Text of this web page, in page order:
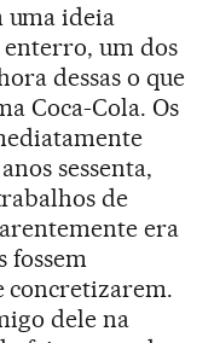
uma ideia
um dos
dessas o que
Coca-Cola. Os
sessenta,
de
era
fossem
concretizarem.
dele na